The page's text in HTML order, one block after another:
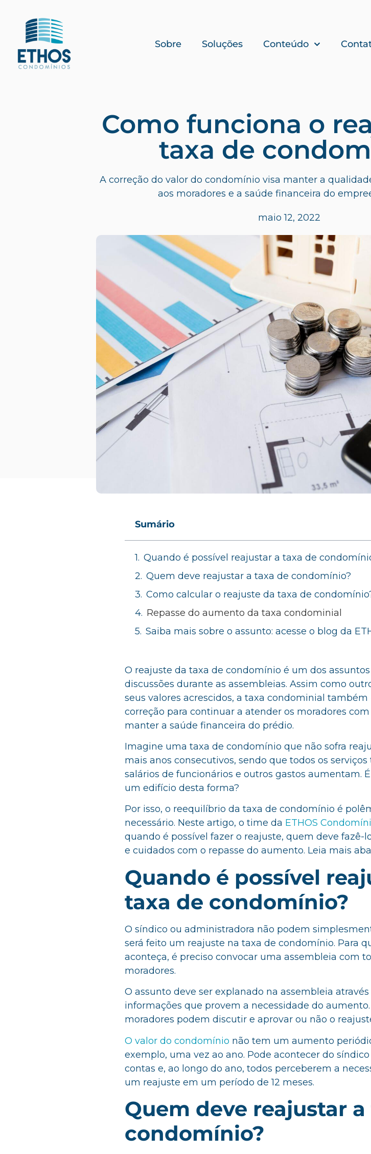
Sobre Soluções Conteúdo
Como funciona o
taxa de
A correção do valor do condomínio visa manter a
aos moradores e a saúde financeira do
maio 12, 2022
Sumário
Quando é possível reajustar a taxa de
Quem deve reajustar a taxa de condomínio?
Como calcular o reajuste da taxa de
Repasse do aumento da taxa condominial
Saiba mais sobre o assunto: acesse o blog da
O reajuste da taxa de condomínio é um dos
discussões durante as assembleias. Assim como
seus valores acrescidos, a taxa condominial também
correção para continuar a atender os moradores
manter a saúde financeira do prédio.
Imagine uma taxa de condomínio que não sofra
mais anos consecutivos, sendo que todos os serviços
salários de funcionários e outros gastos aumentam.
um edifício desta forma?
Por isso, o reequilíbrio da taxa de condomínio é
necessário. Neste artigo, o time da ETHOS
quando é possível fazer o reajuste, quem deve fazê-
e cuidados com o repasse do aumento. Leia mais
Quando é possível
taxa de condomínio?
O síndico ou administradora não podem
será feito um reajuste na taxa de condomínio. Para
aconteça, é preciso convocar uma assembleia com
moradores.
O assunto deve ser explanado na assembleia
informações que provem a necessidade do aumento.
moradores podem discutir e aprovar ou não o
O valor do condomínio não tem um aumento
exemplo, uma vez ao ano. Pode acontecer do
contas e, ao longo do ano, todos perceberem a
um reajuste em um período de 12 meses.
Quem deve reajustar
condomínio?